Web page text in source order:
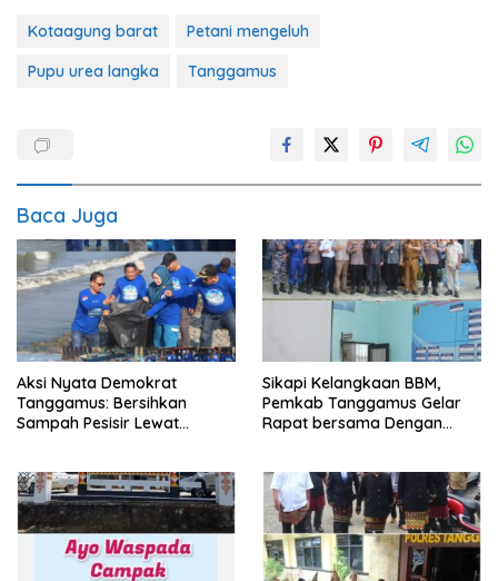
Kotaagung barat
Petani mengeluh
Pupu urea langka
Tanggamus
Baca Juga
Aksi Nyata Demokrat
Tanggamus: Bersihkan
Sampah Pesisir Lewat
Sikapi Kelangkaan BBM,
Pemkab Tanggamus Gelar
Rapat bersama Dengan